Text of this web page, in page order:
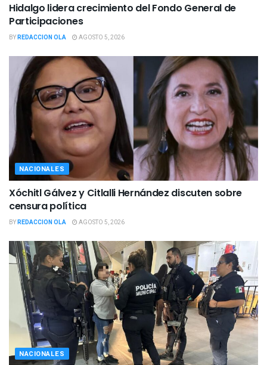
Hidalgo lidera crecimiento del Fondo General de
Participaciones
BYREDACCION OLA AGOSTO 5, 2026
NACIONALES
Xóchitl Gálvez y Citlalli Hernández discuten sobre
censura política
BYREDACCION OLA AGOSTO 5, 2026
NACIONALES